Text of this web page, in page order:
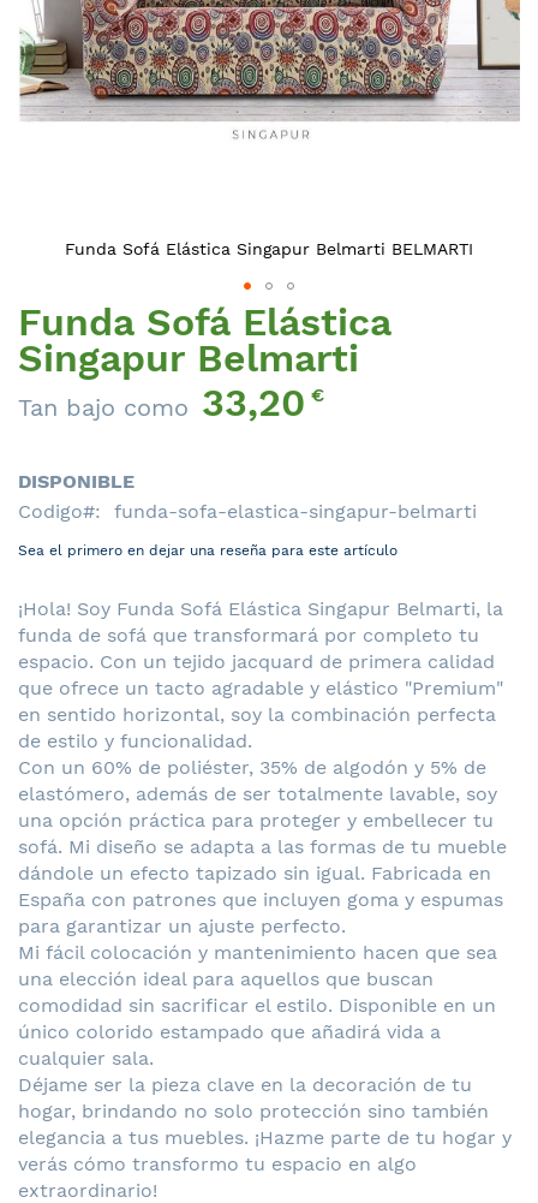
Funda Sofá Elástica
Singapur Belmarti
Tan bajo como 33,20€
DISPONIBLE
Codigo
funda-sofa-elastica-singapur-belmarti
Sea el primero en dejar una reseña para este artículo
¡Hola! Soy Funda Sofá Elástica Singapur Belmarti, la
funda de sofá que transformará por completo tu
espacio. Con un tejido jacquard de primera calidad
que ofrece un tacto agradable y elástico "Premium"
en sentido horizontal, soy la combinación perfecta
de estilo y funcionalidad.
Con un 60% de poliéster, 35% de algodón y 5% de
elastómero, además de ser totalmente lavable, soy
una opción práctica para proteger y embellecer tu
sofá. Mi diseño se adapta a las formas de tu mueble
dándole un efecto tapizado sin igual. Fabricada en
España con patrones que incluyen goma y espumas
para garantizar un ajuste perfecto.
Mi fácil colocación y mantenimiento hacen que sea
una elección ideal para aquellos que buscan
comodidad sin sacrificar el estilo. Disponible en un
único colorido estampado que añadirá vida a
cualquier sala.
Déjame ser la pieza clave en la decoración de tu
hogar, brindando no solo protección sino también
elegancia a tus muebles. ¡Hazme parte de tu hogar y
verás cómo transformo tu espacio en algo
extraordinario!
Funda Sofá Elástica Singapur Belmarti BELMARTI
Saltar
al
comienzo
de
la
de
imágenes